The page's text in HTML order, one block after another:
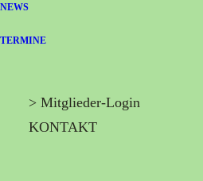
NEWS
TERMINE
> Mitglieder-Login
KONTAKT